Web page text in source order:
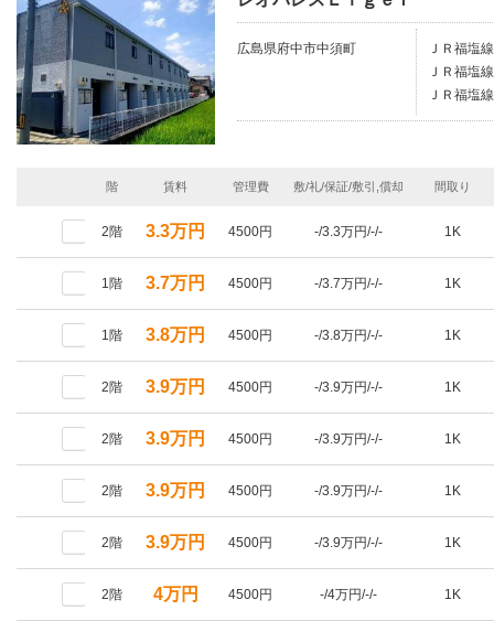
広島県府中市中須町
ＪＲ福塩
ＪＲ福塩
ＪＲ福塩
階 賃料 管理費 敷/礼/保証/敷引,償却 間取り
2階 3.3万円 4500円 -/3.3万円/-/- 1K
1階 3.7万円 4500円 -/3.7万円/-/- 1K
1階 3.8万円 4500円 -/3.8万円/-/- 1K
2階 3.9万円 4500円 -/3.9万円/-/- 1K
2階 3.9万円 4500円 -/3.9万円/-/- 1K
2階 3.9万円 4500円 -/3.9万円/-/- 1K
2階 3.9万円 4500円 -/3.9万円/-/- 1K
2階 4万円 4500円 -/4万円/-/- 1K